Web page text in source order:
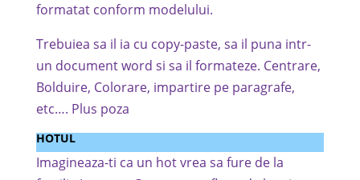
formatat conform modelului.
Trebuiea sa il ia cu copy-paste, sa il puna intr-
un document word si sa il formateze. Centrare,
Bolduire, Colorare, impartire pe paragrafe,
etc…. Plus poza
HOTUL
Imagineaza-ti ca un hot vrea sa fure de la